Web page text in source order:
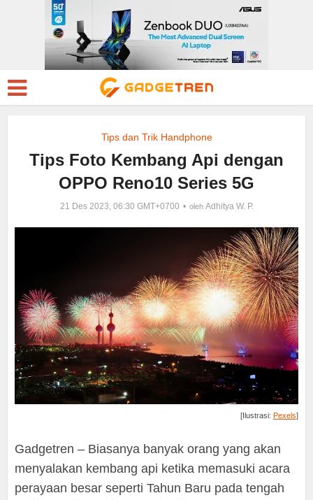
Tips dan Trik Handphone
Tips Foto Kembang Api dengan
OPPO Reno10 Series 5G
21 Des 2023, 06:30 GMT+0700 oleh Adhitya W. P.
[Ilustrasi: Pexels]
Gadgetren – Biasanya banyak orang yang akan
menyalakan kembang api ketika memasuki acara
perayaan besar seperti Tahun Baru pada tengah